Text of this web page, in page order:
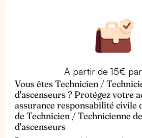
À partir de 15€
Vous êtes Technicien /
d'ascenseurs ? Protégez votre
assurance responsabilité civile
de Technicien / Technicienne
d'ascenseurs